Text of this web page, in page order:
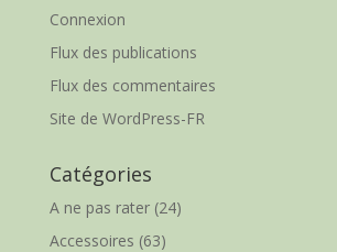
Connexion
Flux des publications
Flux des commentaires
Site de WordPress-FR
Catégories
A ne pas rater(24)
Accessoires (63)